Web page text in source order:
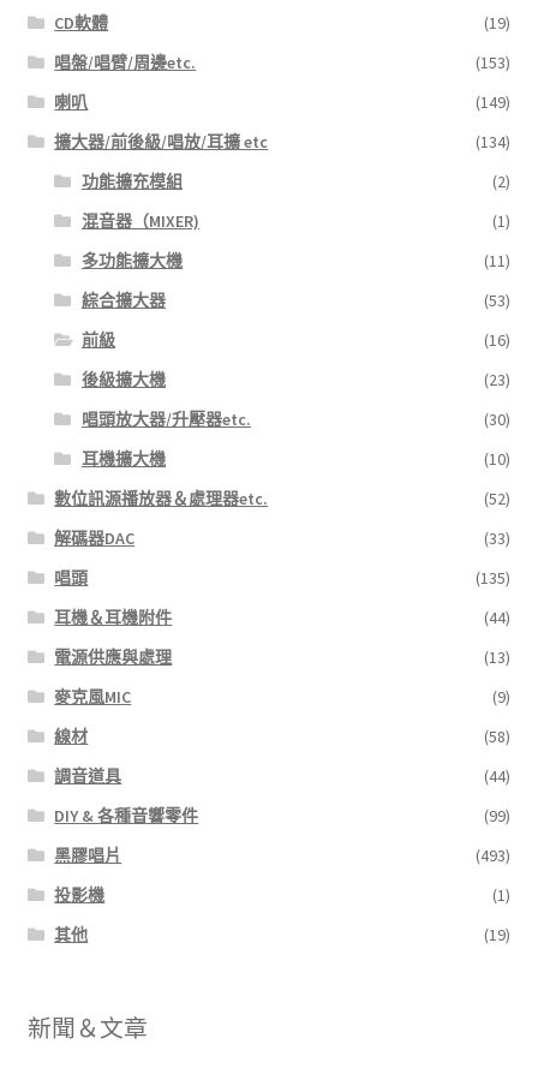
CD軟體
(19)
唱盤/唱臂/周邊etc.
(153)
喇叭
(149)
擴大器/前後級/唱放/耳擴 etc
(134)
功能擴充模組
(2)
混音器（MIXER)
(1)
多功能擴大機
(11)
綜合擴大器
(53)
前級
(16)
後級擴大機
(23)
唱頭放大器/升壓器etc.
(30)
耳機擴大機
(10)
數位訊源播放器＆處理器etc.
(52)
解碼器DAC
(33)
唱頭
(135)
耳機＆耳機附件
(44)
電源供應與處理
(13)
麥克風MIC
(9)
線材
(58)
調音道具
(44)
DIY & 各種音響零件
(99)
黑膠唱片
(493)
投影機
(1)
其他
(19)
新聞＆文章